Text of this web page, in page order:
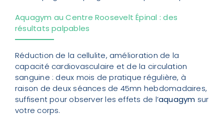
Aquagym au Centre Roosevelt Épinal : des
résultats palpables
Réduction de la cellulite, amélioration de la
capacité cardiovasculaire et de la circulation
sanguine : deux mois de pratique régulière, à
raison de deux séances de 45mn hebdomadaires,
suffisent pour observer les effets de l’aquagym sur
votre corps.